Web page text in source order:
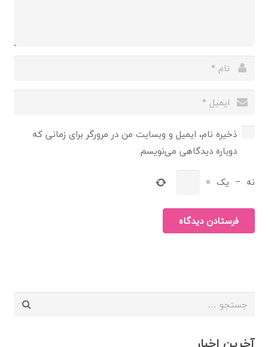
ذخیره نام، ایمیل و وبسایت من در مرورگر برای زمانی که
دوباره دیدگاهی می‌نویسم.
نه − یک =
فرستادن دیدگاه
جستجو